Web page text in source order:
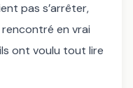
pas s’arrêter,
en vrai
ont voulu tout lire